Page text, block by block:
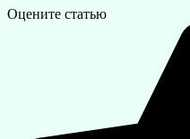
Оцените статью